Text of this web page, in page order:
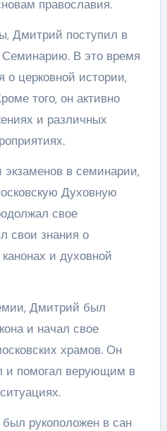
православия.
Дмитрий поступил в
В это время
о церковной истории,
того, он активно
и различных
в семинарии,
Духовную
свое
свои знания о
и духовной
Дмитрий был
и начал свое
храмов. Он
и помогал верующим в
рукоположен в сан